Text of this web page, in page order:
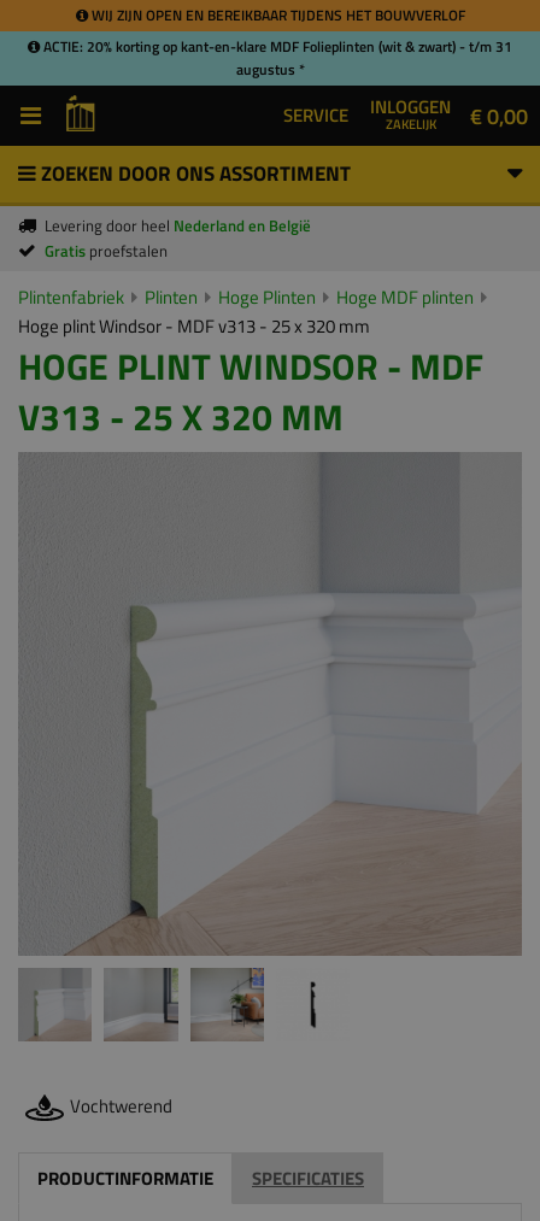
WIJ ZIJN OPEN EN BEREIKBAAR TIJDENS HET BOUWVERLOF
ACTIE: 20% korting op kant-en-klare MDF Folieplinten (wit & zwart) - t/m 31
augustus *
SERVICE INLOGGEN
ZAKELIJK € 0,00
ZOEKEN DOOR ONS ASSORTIMENT
Levering door heel Nederland en België
Gratis proefstalen
Plintenfabriek Plinten Hoge Plinten
Hoge MDF plinten
Hoge plint Windsor - MDF v313 - 25 x 320 mm
HOGE PLINT WINDSOR - MDF
V313 - 25 X 320 MM
Vochtwerend
PRODUCTINFORMATIE SPECIFICATIES